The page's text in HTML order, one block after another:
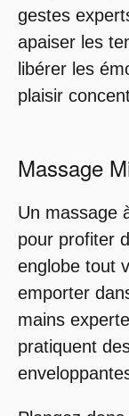
gestes
apaiser les
libérer les
plaisir
Massage
Un massage
pour profiter
englobe tout
emporter
mains
pratiquent